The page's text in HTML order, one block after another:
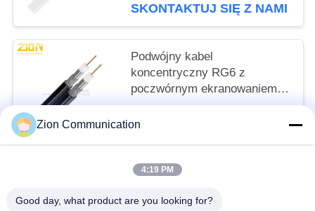
SKONTAKTUJ SIĘ Z NAMI
Podwójny kabel
koncentryczny RG6 z
poczwórnym ekranowaniem, z
przewodnikiem CCS 18 AWG
i klasą CMR dla systemów
SKONTAKTUJ SIĘ Z NAMI
Zion Communication
4:19 PM
Good day, what product are you looking for?